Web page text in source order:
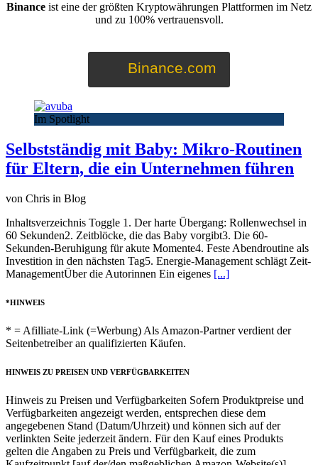
Binance ist eine der größten Kryptowährungen Plattformen im Netz
und zu 100% vertrauensvoll.
Binance.com
Im Spotlight
Selbstständig mit Baby: Mikro-Routinen
für Eltern, die ein Unternehmen führen
von Chris in Blog
Inhaltsverzeichnis Toggle 1. Der harte Übergang: Rollenwechsel in
60 Sekunden2. Zeitblöcke, die das Baby vorgibt3. Die 60-
Sekunden-Beruhigung für akute Momente4. Feste Abendroutine als
Investition in den nächsten Tag5. Energie-Management schlägt Zeit-
ManagementÜber die Autorinnen Ein eigenes [...]
*HINWEIS
* = Afilliate-Link (=Werbung) Als Amazon-Partner verdient der
Seitenbetreiber an qualifizierten Käufen.
HINWEIS ZU PREISEN UND VERFÜGBARKEITEN
Hinweis zu Preisen und Verfügbarkeiten Sofern Produktpreise und
Verfügbarkeiten angezeigt werden, entsprechen diese dem
angegebenen Stand (Datum/Uhrzeit) und können sich auf der
verlinkten Seite jederzeit ändern. Für den Kauf eines Produkts
gelten die Angaben zu Preis und Verfügbarkeit, die zum